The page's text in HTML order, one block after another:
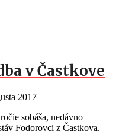
v Častkove
2017
sobáša, nedávno
Fodorovci z Častkova.